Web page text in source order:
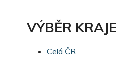
VÝBĚR KRAJE
Celá ČR